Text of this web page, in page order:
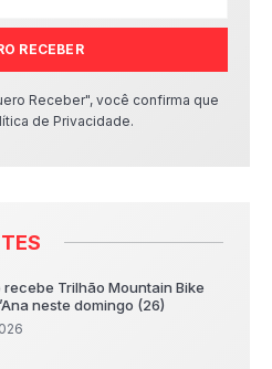
RECEBER
Receber", você confirma que
de Privacidade.
recebe Trilhão Mountain Bike
neste domingo (26)